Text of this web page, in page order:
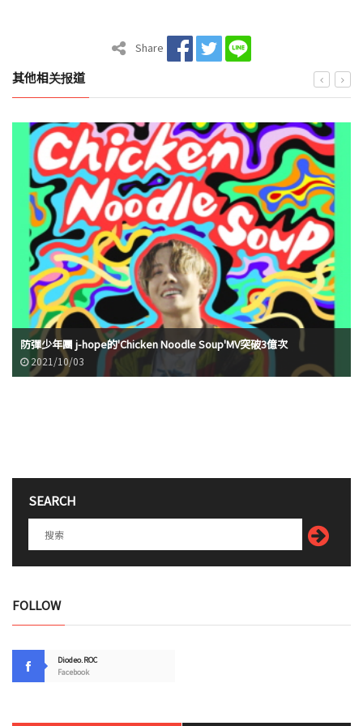
Share
其他相关报道
防彈少年團 j-hope的'Chicken Noodle Soup'MV突破3億次
2021/10/03
SEARCH
FOLLOW
Diodeo.ROC
Facebook